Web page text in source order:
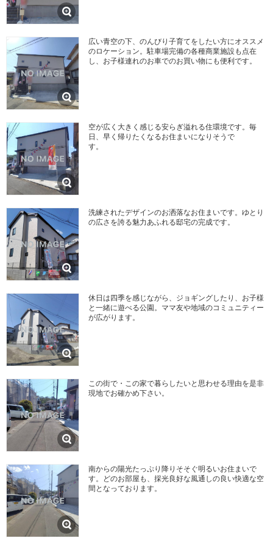
広い青空の下、のんびり子育てをしたい方にオススメ
のロケーション。駐車場完備の各種商業施設も点在
し、お子様連れのお車でのお買い物にも便利です。
空が広く大きく感じる安らぎ溢れる住環境です。毎
日、早く帰りたくなるお住まいになりそうで
す。
洗練されたデザインのお洒落なお住まいです。ゆとり
の広さを誇る魅力あふれる邸宅の完成です。
休日は四季を感じながら、ジョギングしたり、お子様
と一緒に遊べる公園。ママ友や地域のコミュニティー
が広がります。
この街で・この家で暮らしたいと思わせる理由を是非
現地でお確かめ下さい。
南からの陽光たっぷり降りそそぐ明るいお住まいで
す。どのお部屋も、採光良好な風通しの良い快適な空
間となっております。